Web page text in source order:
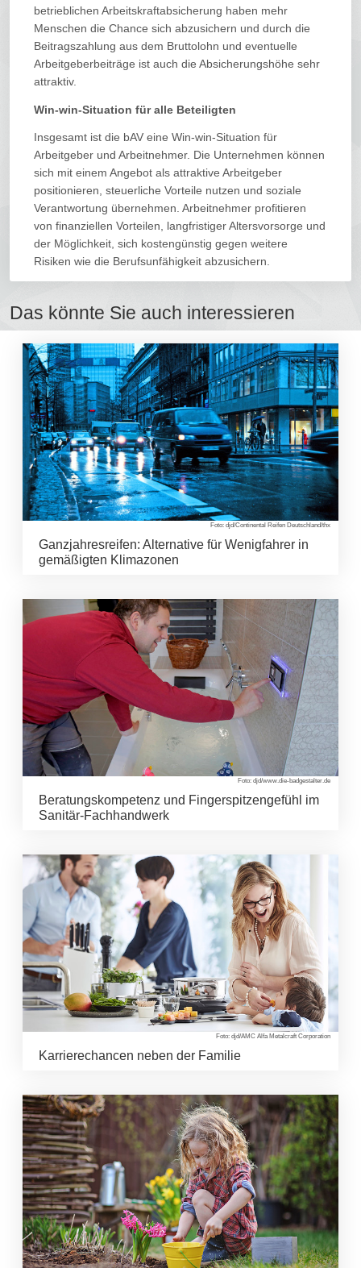
betrieblichen Arbeitskraftabsicherung haben mehr
Menschen die Chance sich abzusichern und durch die
Beitragszahlung aus dem Bruttolohn und eventuelle
Arbeitgeberbeiträge ist auch die Absicherungshöhe sehr
attraktiv.
Win-win-Situation für alle Beteiligten
Insgesamt ist die bAV eine Win-win-Situation für
Arbeitgeber und Arbeitnehmer. Die Unternehmen können
sich mit einem Angebot als attraktive Arbeitgeber
positionieren, steuerliche Vorteile nutzen und soziale
Verantwortung übernehmen. Arbeitnehmer profitieren
von finanziellen Vorteilen, langfristiger Altersvorsorge und
der Möglichkeit, sich kostengünstig gegen weitere
Risiken wie die Berufsunfähigkeit abzusichern.
Das könnte Sie auch interessieren
Foto: djd/Continental Reifen Deutschland/thx
Ganzjahresreifen: Alternative für Wenigfahrer in
gemäßigten Klimazonen
Foto: djd/www.die-badgestalter.de
Beratungskompetenz und Fingerspitzengefühl im
Sanitär-Fachhandwerk
Foto: djd/AMC Alfa Metalcraft Corporation
Karrierechancen neben der Familie